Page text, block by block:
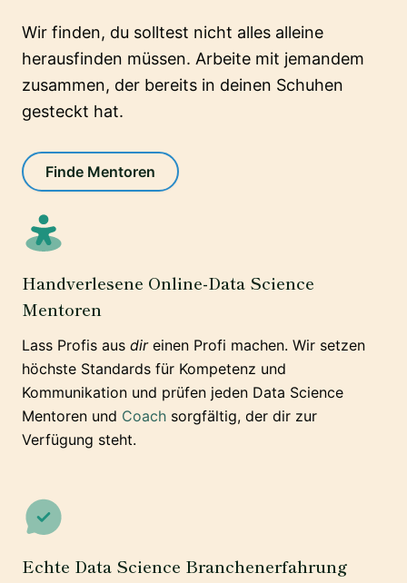
Wir finden, du solltest nicht alles alleine
herausfinden müssen. Arbeite mit jemandem
zusammen, der bereits in deinen Schuhen
gesteckt hat.
Finde Mentoren
Handverlesene Online-Data Science
Mentoren
Lass Profis aus direinen Profi machen. Wir setzen
höchste Standards für Kompetenz und
Kommunikation und prüfen jeden Data Science
Mentoren und Coach sorgfältig, der dir zur
Verfügung steht.
Echte Data Science Branchenerfahrung